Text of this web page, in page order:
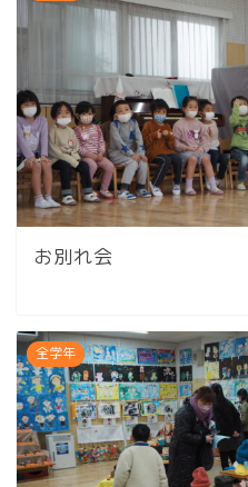
お別れ会
全学年